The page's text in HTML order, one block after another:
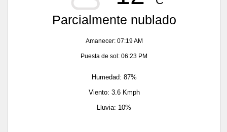
Parcialmente nublado
Amanecer: 07:19 AM
Puesta de sol: 06:23 PM
Humedad: 87%
Viento: 3.6 Kmph
Lluvia: 10%